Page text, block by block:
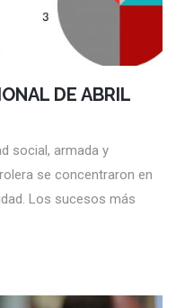
DE ABRIL
social, armada y
se concentraron en
Los sucesos más